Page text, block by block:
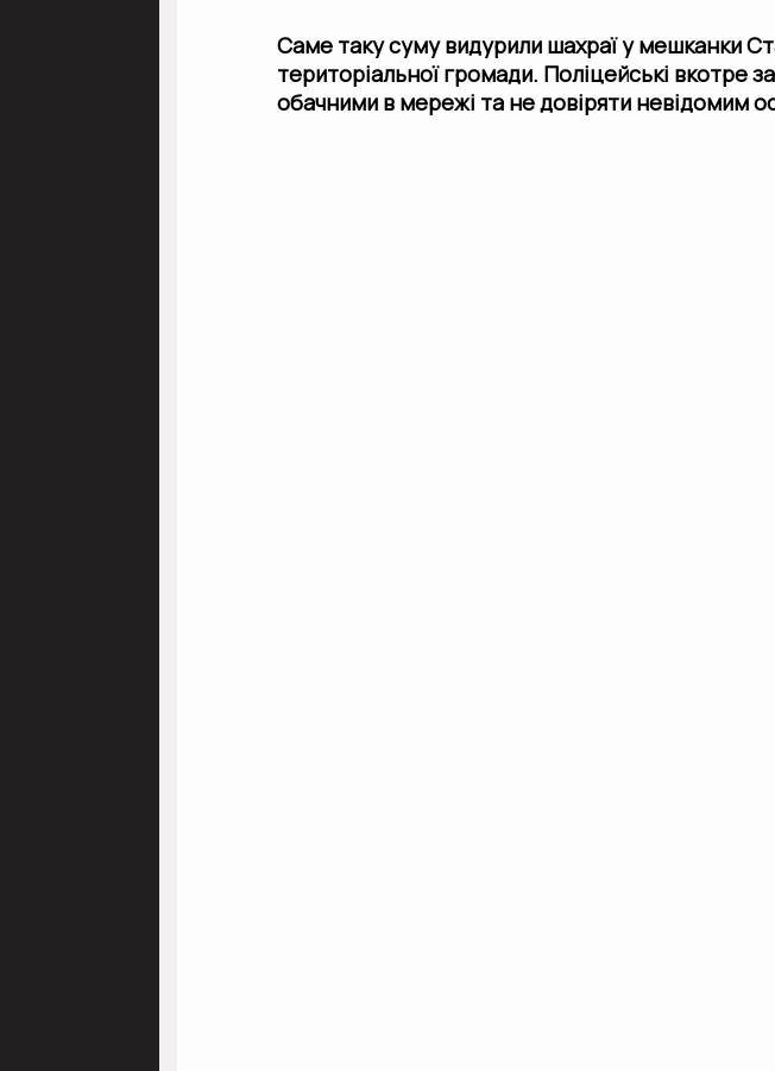
Саме таку суму видурили шахраї у мешканки
територіальної громади. Поліцейські вкотре
обачними в мережі та не довіряти невідомим